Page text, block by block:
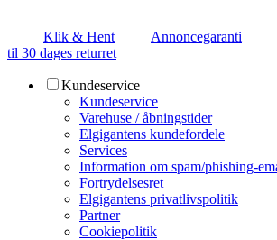
Klik & Hent Annoncegaranti
til 30 dages returret
Kundeservice
Kundeservice
Varehuse / åbningstider
Elgigantens kundefordele
Services
Information om spam/phishing-
Fortrydelsesret
Elgigantens privatlivspolitik
Partner
Cookiepolitik